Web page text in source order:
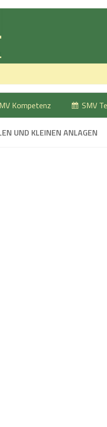
Kompetenz SMV
UND KLEINEN ANLAGEN